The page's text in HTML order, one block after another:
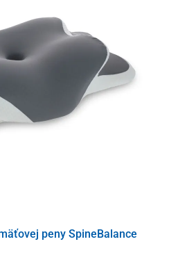
peny SpineBalance